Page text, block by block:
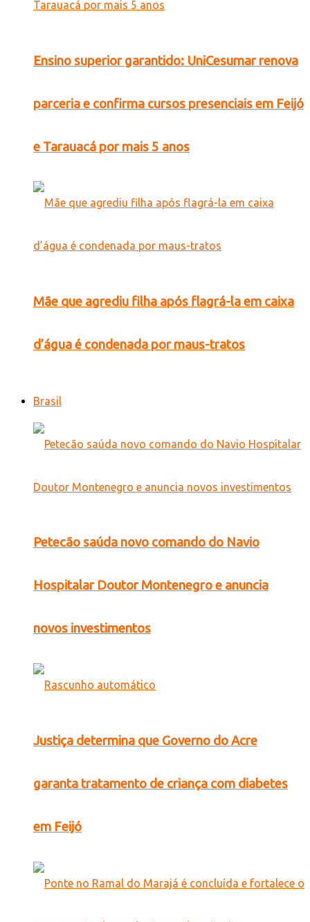
Ensino superior garantido: UniCesumar renova
parceria e confirma cursos presenciais em Feijó
e Tarauacá por mais 5 anos
Mãe que agrediu filha após flagrá-la em caixa
d’água é condenada por maus-tratos
Brasil
Petecão saúda novo comando do Navio
Hospitalar Doutor Montenegro e anuncia
novos investimentos
Justiça determina que Governo do Acre
garanta tratamento de criança com diabetes
em Feijó